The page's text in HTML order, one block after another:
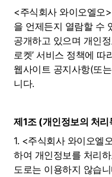
<주식회사 와이오엘오
을 언제든지 열람할 수
공개하고 있으며 개인
로켓’ 서비스 정책에
웹사이트 공지사항(또
니다.
제1조 (개인정보의 처리
1. <주식회사 와이오엘
하여 개인정보를 처리
도로는 이용하지 않습